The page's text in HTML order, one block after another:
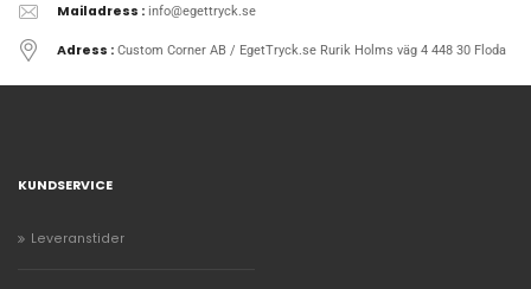
Mailadress : info@egettryck.se
Adress : Custom Corner AB / EgetTryck.se Rurik Holms väg 4 448 30 Floda
KUNDSERVICE
Leveranstider